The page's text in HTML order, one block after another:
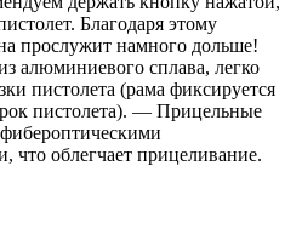
Благодаря этому
прослужит намного дольше!
алюминиевого сплава, легко
пистолета (рама фиксируется
пистолета). — Прицельные
что облегчает прицеливание.